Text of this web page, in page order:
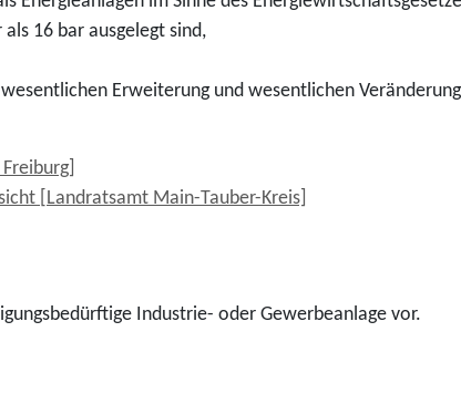
16 bar ausgelegt sind,
Erweiterung und wesentlichen
[Landratsamt Main-Tauber-Kreis]
Industrie- oder Gewerbeanlage vor.